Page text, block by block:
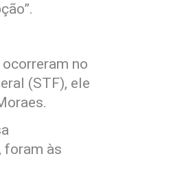
no
(STF), ele
foram às